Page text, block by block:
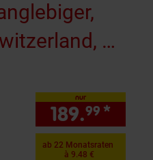
2
nur
189.99 *
ab 22 Monatsraten
à 9.48 €